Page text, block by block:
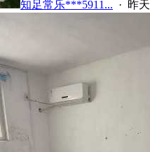
知足常乐***5911... · 昨